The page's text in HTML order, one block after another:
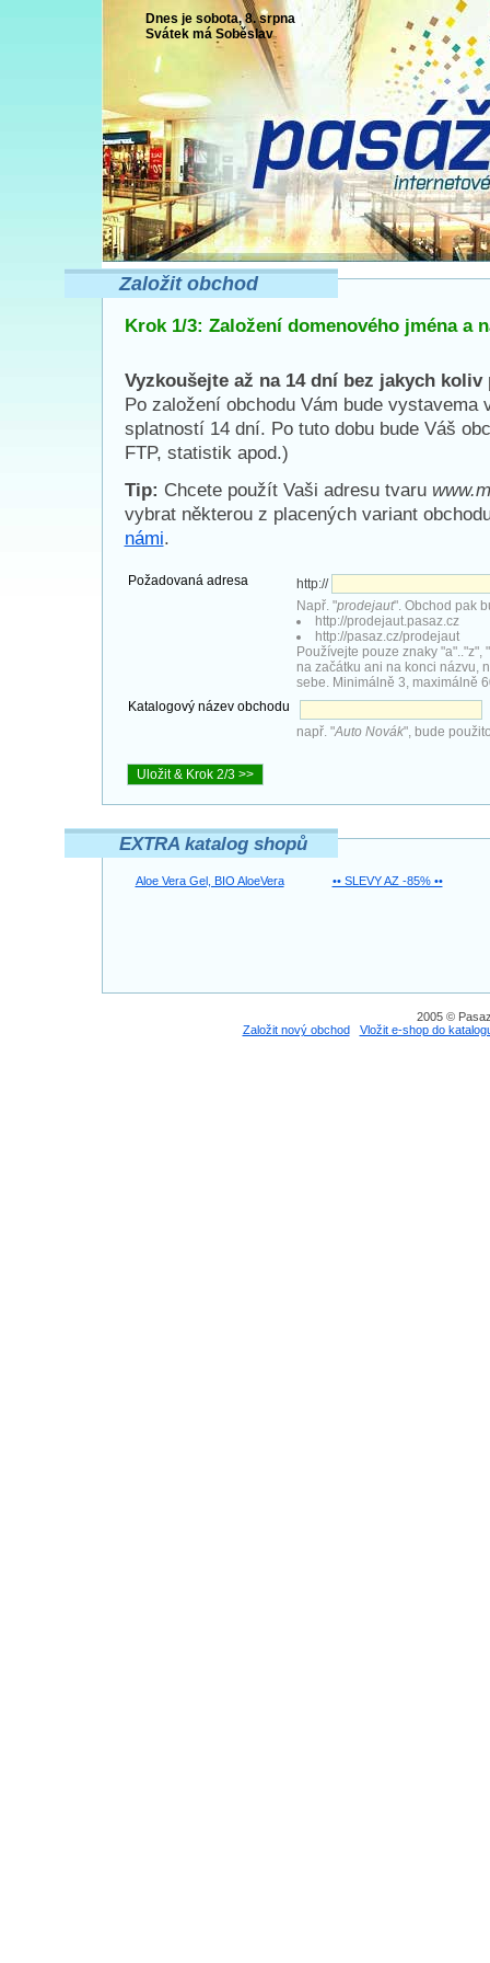
Dnes je sobota, 8. srpna
Svátek má Soběslav
Založit obchod
Krok 1/3: Založení domenového jména a
Vyzkoušejte až na 14 dní bez jakych koliv
Po založení obchodu Vám bude vystavema
splatností 14 dní. Po tuto dobu bude Váš
FTP, statistik apod.)
Tip: Chcete použít Vaši adresu tvaru
vybrat některou z placených variant
námi.
Požadovaná adresa
http://
Např. "prodejaut". Obchod pak
http://prodejaut.pasaz.cz
http://pasaz.cz/prodejaut
Používejte pouze znaky "a".."z",
na začátku ani na konci názvu,
sebe. Minimálně 3, maximálně
Katalogový název obchodu
např. "Auto Novák", bude
EXTRA katalog shopů
Aloe Vera Gel, BIO AloeVera •• SLEVY AZ -85% ••
2005 ©
Založit nový obchod
Vložit e-shop do